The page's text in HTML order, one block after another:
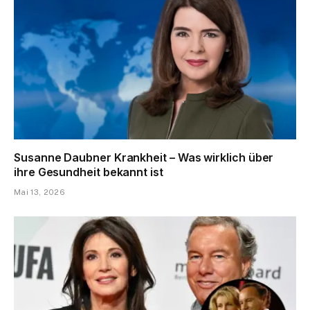
Susanne Daubner Krankheit – Was wirklich über
ihre Gesundheit bekannt ist
Mai 13, 2026